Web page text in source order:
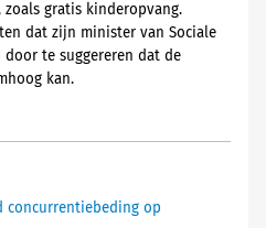
gratis kinderopvang.
dat zijn minister van Sociale
door te suggereren dat de
kan.
concurrentiebeding op